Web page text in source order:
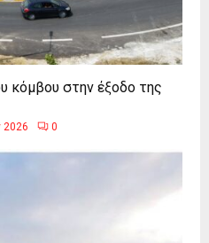
κόμβου στην έξοδο της
2026 0